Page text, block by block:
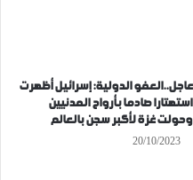
عاجل..العفو الدولية: إسرائيل أظهرت
استهتارا صادما بأرواح المدنيين
وحولت غزة لأكبر سجن بالعالم
20/10/2023